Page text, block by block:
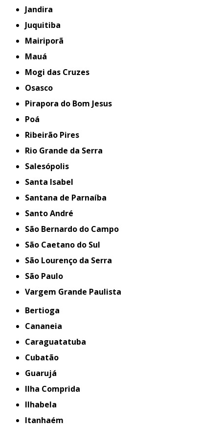
Jandira
Juquitiba
Mairiporã
Mauá
Mogi das Cruzes
Osasco
Pirapora do Bom Jesus
Poá
Ribeirão Pires
Rio Grande da Serra
Salesópolis
Santa Isabel
Santana de Parnaíba
Santo André
São Bernardo do Campo
São Caetano do Sul
São Lourenço da Serra
São Paulo
Vargem Grande Paulista
Bertioga
Cananeia
Caraguatatuba
Cubatão
Guarujá
Ilha Comprida
Ilhabela
Itanhaém